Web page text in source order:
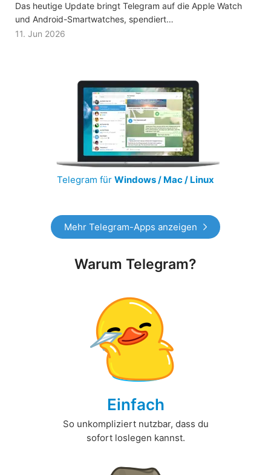
Das heutige Update bringt Telegram auf die Apple Watch
und Android-Smartwatches, spendiert…
11. Jun 2026
Telegram für Windows / Mac / Linux
Mehr Telegram-Apps anzeigen
Warum Telegram?
Einfach
So unkompliziert nutzbar, dass du
sofort loslegen kannst.